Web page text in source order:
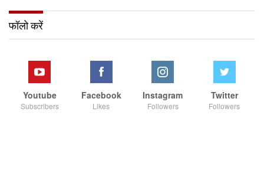
फॉलो करें
Youtube
Subscribers
Facebook
Likes
Instagram
Followers
Twitter
Followers